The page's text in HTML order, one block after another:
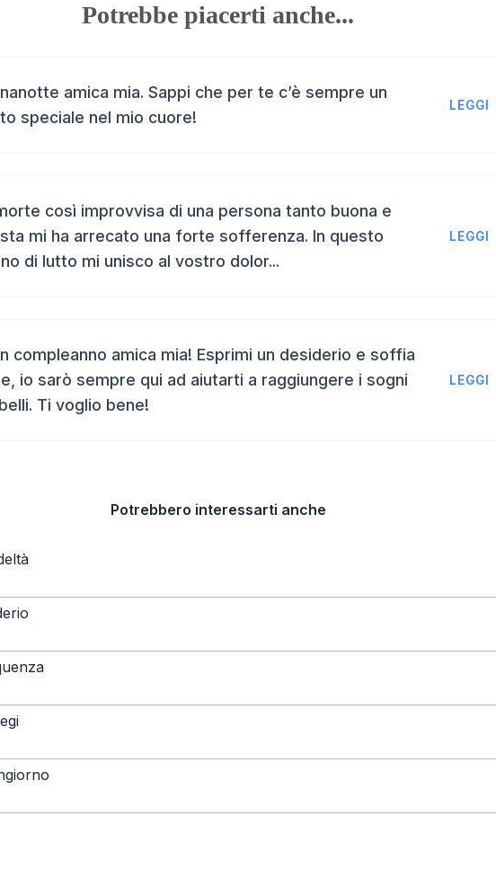
Potrebbe piacerti anche...
amica mia. Sappi che per te c’è sempre un
speciale nel mio cuore!
LEGGI
così improvvisa di una persona tanto buona e
mi ha arrecato una forte sofferenza. In questo
di lutto mi unisco al vostro dolor...
LEGGI
compleanno amica mia! Esprimi un desiderio e soffia
io sarò sempre qui ad aiutarti a raggiungere i sogni
Ti voglio bene!
LEGGI
Potrebbero interessarti anche